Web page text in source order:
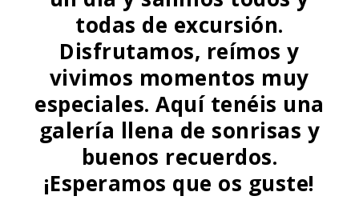
todas de excursión.
Disfrutamos, reímos y
vivimos momentos muy
especiales. Aquí tenéis una
galería llena de sonrisas y
buenos recuerdos.
¡Esperamos que os guste!